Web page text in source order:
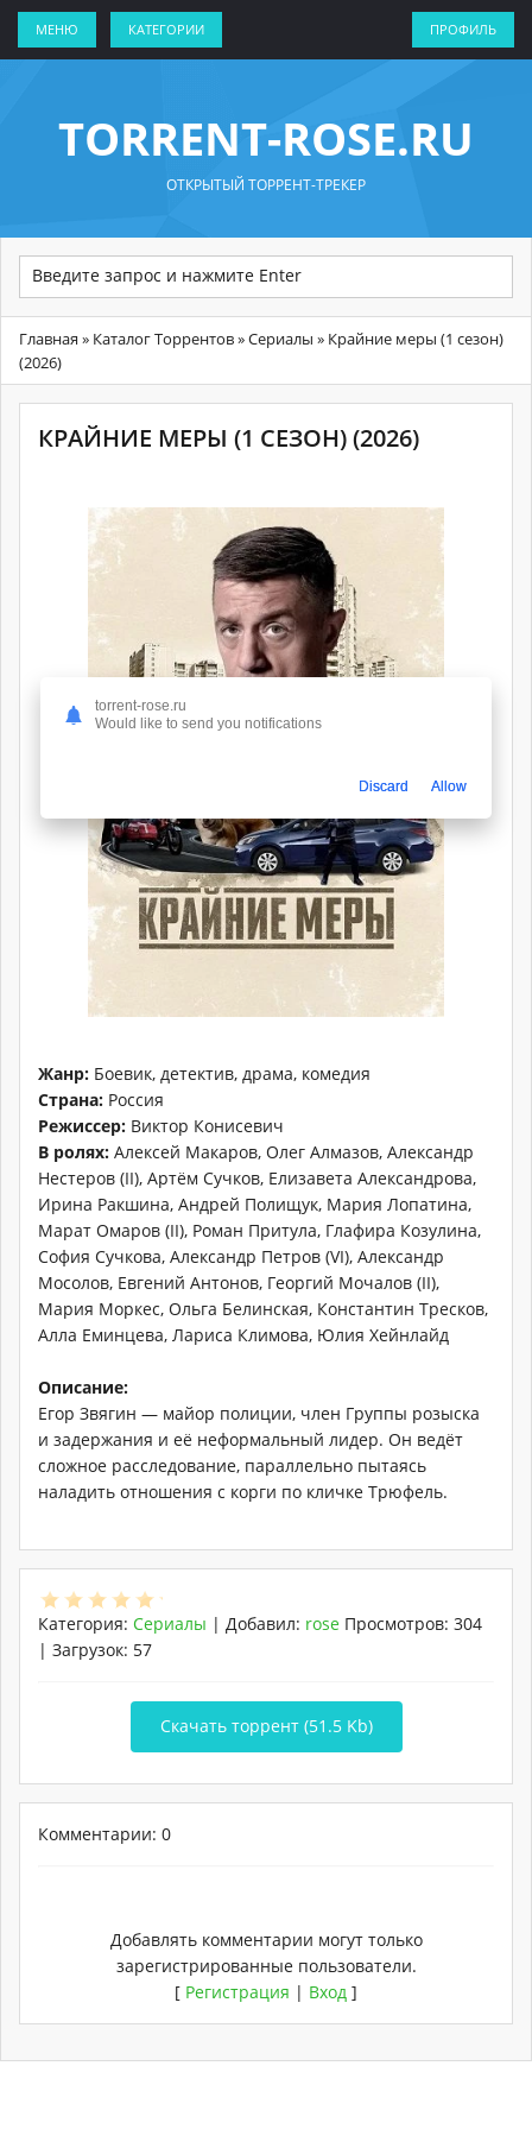
МЕНЮ КАТЕГОРИИ ПРОФИЛЬ
TORRENT-ROSE.RU
ОТКРЫТЫЙ ТОРРЕНТ-ТРЕКЕР
Главная » Каталог Торрентов»Сериалы » Крайние меры (1 сезон)
(2026)
КРАЙНИЕ МЕРЫ (1 СЕЗОН) (2026)
Жанр: Боевик, детектив, драма, комедия
Страна: Россия
Режиссер: Виктор Конисевич
В ролях: Алексей Макаров, Олег Алмазов, Александр
Нестеров (II), Артём Сучков, Елизавета Александрова,
Ирина Ракшина, Андрей Полищук, Мария Лопатина,
Марат Омаров (II), Роман Притула, Глафира Козулина,
София Сучкова, Александр Петров (VI), Александр
Мосолов, Евгений Антонов, Георгий Мочалов (II),
Мария Моркес, Ольга Белинская, Константин Тресков,
Алла Еминцева, Лариса Климова, Юлия Хейнлайд
Описание:
Егор Звягин — майор полиции, член Группы розыска
и задержания и её неформальный лидер. Он ведёт
сложное расследование, параллельно пытаясь
наладить отношения с корги по кличке Трюфель.
Категория: Сериалы | Добавил: rose Просмотров: 304
| Загрузок: 57
Скачать торрент (51.5 Kb)
Комментарии: 0
Добавлять комментарии могут только
зарегистрированные пользователи.
[ Регистрация | Вход ]
torrent-rose.ru
Would like to send you notifications
Discard Allow